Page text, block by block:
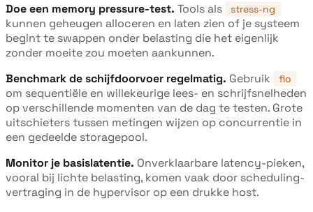
Doe een memory pressure-test. Tools als stress-ng
kunnen geheugen alloceren en laten zien of je systeem
begint te swappen onder belasting die het eigenlijk
zonder moeite zou moeten aankunnen.
Benchmark de schijfdoorvoer regelmatig. Gebruik fio
om sequentiële en willekeurige lees- en schrijfsnelheden
op verschillende momenten van de dag te testen. Grote
uitschieters tussen metingen wijzen op concurrentie in
een gedeelde storagepool.
Monitor je basislatentie. Onverklaarbare latency-pieken,
vooral bij lichte belasting, komen vaak door scheduling-
vertraging in de hypervisor op een drukke host.